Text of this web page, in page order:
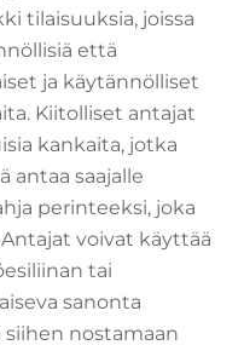
tilaisuuksia, joissa
että
ja käytännölliset
Kiitolliset antajat
kankaita, jotka
antaa saajalle
perinteeksi, joka
voivat käyttää
tai
sanonta
nostamaan